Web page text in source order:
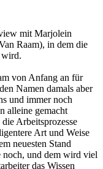
mit Marjolein
Raam), in dem die
wird.
von Anfang an für
Namen damals aber
und immer noch
alleine gemacht
Arbeitsprozesse
Art und Weise
neuesten Stand
noch, und dem wird viel
das Wissen